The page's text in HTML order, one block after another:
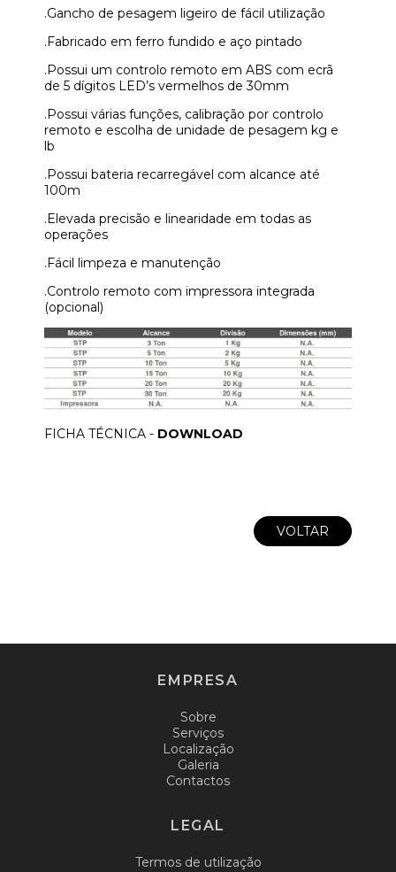
.Gancho de pesagem ligeiro de fácil utilização
.Fabricado em ferro fundido e aço pintado
.Possui um controlo remoto em ABS com ecrã
de 5 dígitos LED’s vermelhos de 30mm
.Possui várias funções, calibração por controlo
remoto e escolha de unidade de pesagem kg e
lb
.Possui bateria recarregável com alcance até
100m
.Elevada precisão e linearidade em todas as
operações
.Fácil limpeza e manutenção
.Controlo remoto com impressora integrada
(opcional)
FICHA TÉCNICA - DOWNLOAD
VOLTAR
EMPRESA
Sobre
Serviços
Localização
Galeria
Contactos
LEGAL
Termos de utilização